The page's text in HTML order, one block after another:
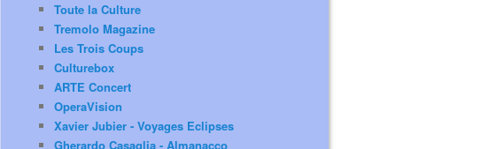
Toute la Culture
Tremolo Magazine
Les Trois Coups
Culturebox
ARTE Concert
OperaVision
Xavier Jubier - Voyages Eclipses
Gherardo Casaglia - Almanacco